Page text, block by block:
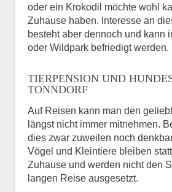
oder ein Krokodil möchte wohl
Zuhause haben. Interesse an
besteht aber dennoch und kann
oder Wildpark befriedigt werden.
TIERPENSION UND
TONNDORF
Auf Reisen kann man den
längst nicht immer mitnehmen.
dies zwar zuweilen noch
Vögel und Kleintiere bleiben
Zuhause und werden nicht den
langen Reise ausgesetzt.